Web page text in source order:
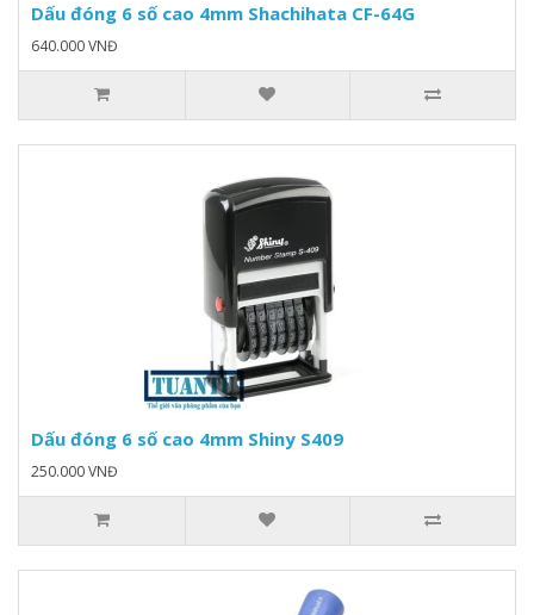
Dấu đóng 6 số cao 4mm Shachihata CF-64G
640.000 VNĐ
Dấu đóng 6 số cao 4mm Shiny S409
250.000 VNĐ